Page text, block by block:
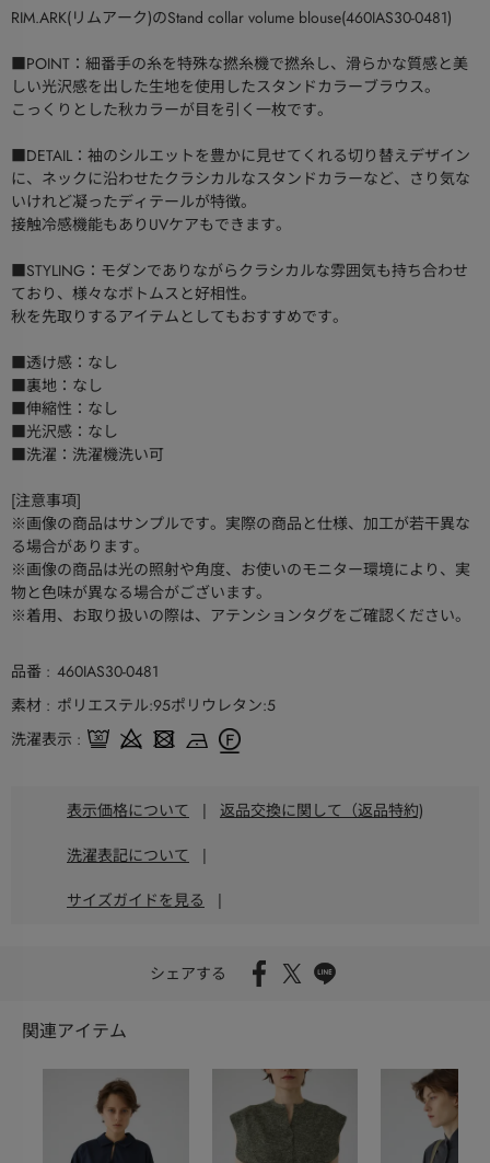
RIM.ARK(リムアーク)のStand collar volume blouse(460IAS30-0481)
■POINT：細番手の糸を特殊な撚糸機で撚糸し、滑らかな質感と美
しい光沢感を出した生地を使用したスタンドカラーブラウス。
こっくりとした秋カラーが目を引く一枚です。
■DETAIL：袖のシルエットを豊かに見せてくれる切り替えデザイン
に、ネックに沿わせたクラシカルなスタンドカラーなど、さり気な
いけれど凝ったディテールが特徴。
接触冷感機能もありUVケアもできます。
■STYLING：モダンでありながらクラシカルな雰囲気も持ち合わせ
ており、様々なボトムスと好相性。
秋を先取りするアイテムとしてもおすすめです。
■透け感：なし
■裏地：なし
■伸縮性：なし
■光沢感：なし
■洗濯：洗濯機洗い可
[注意事項]
※画像の商品はサンプルです。実際の商品と仕様、加工が若干異な
る場合があります。
※画像の商品は光の照射や角度、お使いのモニター環境により、実
物と色味が異なる場合がございます。
※着用、お取り扱いの際は、アテンションタグをご確認ください。
品番
460IAS30-0481
素材
ポリエステル:95ポリウレタン:5
洗濯表示
表示価格について | 返品交換に関して（返品特約)
洗濯表記について |
サイズガイドを見る |
シェアする
関連アイテム